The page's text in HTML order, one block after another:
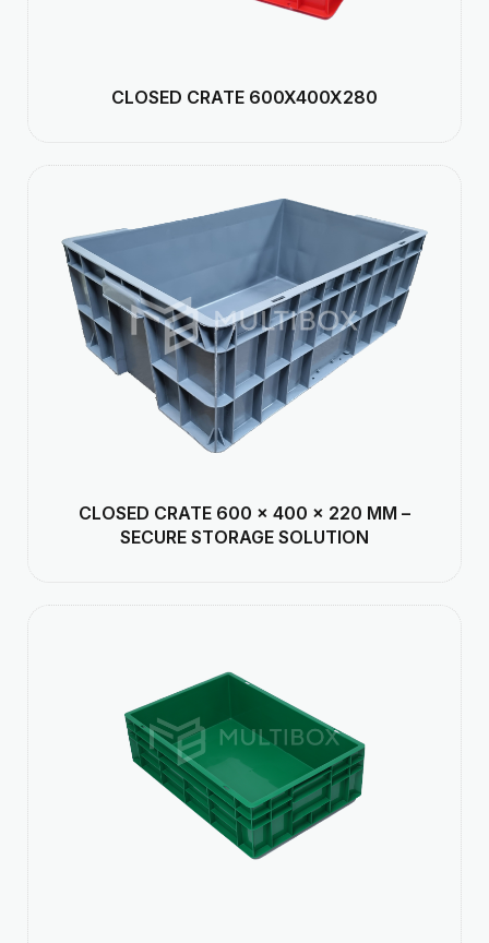
CLOSED CRATE 600X400X280
CLOSED CRATE 600 × 400 × 220 MM –
SECURE STORAGE SOLUTION